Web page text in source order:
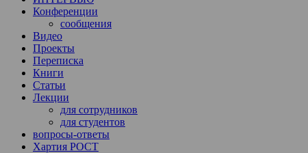
Конференции
сообщения
Видео
Проекты
Переписка
Книги
Статьи
Лекции
для сотрудников
для студентов
вопросы-ответы
Хартия РОСТ